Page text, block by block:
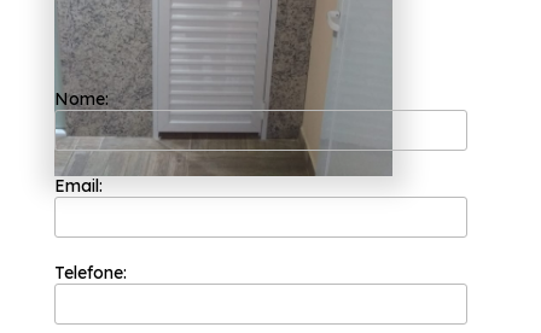
Caso esteja procurando por porta de
alumínio branco para banheiro orçamento
Mandaqui, Proporcionando as melhores
soluções do ramo de esquadrias, a
Esquadriflex é a melhor opção, já que
oferece serviços como o de Esquadrias de
Alumínio sob Medida, Cortinas de Vidro
Deslizantes. Priorizando sempre as
necessidades dos seus clientes, a
Esquadriflex conta com uma equipe de
soluções em esquadrias. Saiba mais!
Nome:
Email:
Telefone: